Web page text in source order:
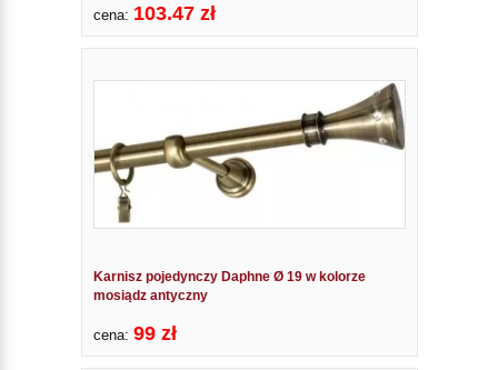
cena: 103.47 zł
Karnisz pojedynczy Daphne Ø 19 w kolorze
mosiądz antyczny
cena: 99 zł